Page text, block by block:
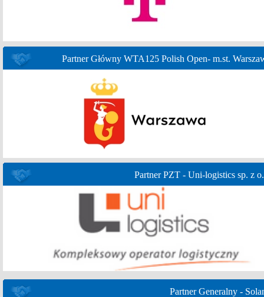
Partner Główny WTA125 Polish Open- m.st.
Partner PZT - Uni-logistics sp. z
Partner Generalny -